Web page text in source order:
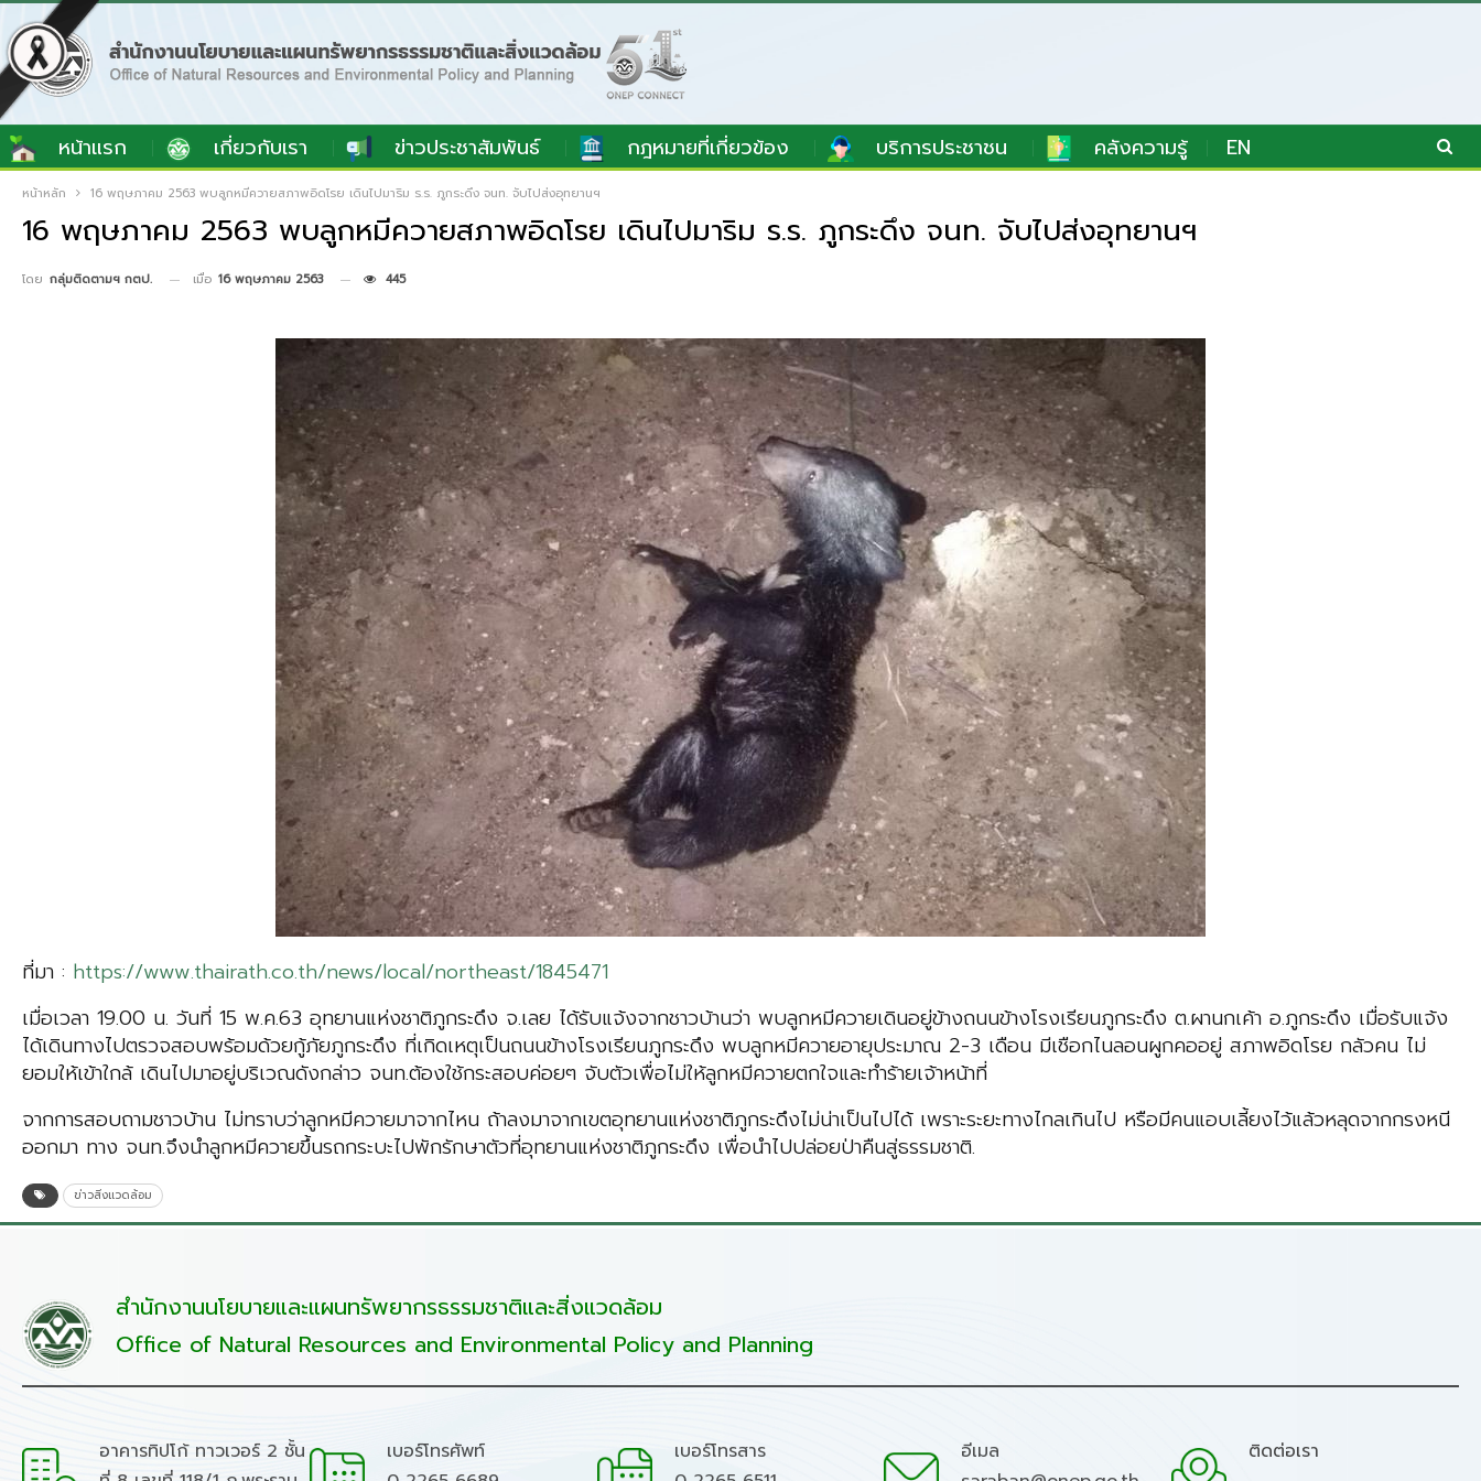
หน้าแรก เกี่ยวกับเรา ข่าวประชาสัมพันธ์ กฎหมายที่เกี่ยวข้อง บริการประชาชน คลังความรู้ EN
หน้าหลัก 16 พฤษภาคม 2563 พบลูกหมีควายสภาพอิดโรย เดินไปมาริม ร.ร. ภูกระดึง จนท. จับไปส่งอุทยานฯ
16 พฤษภาคม 2563 พบลูกหมีควายสภาพอิดโรย เดินไปมาริม ร.ร. ภูกระดึง จนท. จับไปส่งอุทยานฯ
โดย กลุ่มติดตามฯ กตป. เมื่อ 16 พฤษภาคม 2563 445
ที่มา : https://www.thairath.co.th/news/local/northeast/1845471
เมื่อเวลา 19.00 น. วันที่ 15 พ.ค.63 อุทยานแห่งชาติภูกระดึง จ.เลย ได้รับแจ้งจากชาวบ้านว่า พบลูกหมีควายเดินอยู่ข้างถนนข้างโรงเรียนภูกระดึง ต.ผานกเค้า อ.ภูกระดึง เมื่อรับแจ้ง
ได้เดินทางไปตรวจสอบพร้อมด้วยกู้ภัยภูกระดึง ที่เกิดเหตุเป็นถนนข้างโรงเรียนภูกระดึง พบลูกหมีควายอายุประมาณ 2-3 เดือน มีเชือกไนลอนผูกคออยู่ สภาพอิดโรย กลัวคน ไม่
ยอมให้เข้าใกล้ เดินไปมาอยู่บริเวณดังกล่าว จนท.ต้องใช้กระสอบค่อยๆ จับตัวเพื่อไม่ให้ลูกหมีควายตกใจและทำร้ายเจ้าหน้าที่
จากการสอบถามชาวบ้าน ไม่ทราบว่าลูกหมีควายมาจากไหน ถ้าลงมาจากเขตอุทยานแห่งชาติภูกระดึงไม่น่าเป็นไปได้ เพราะระยะทางไกลเกินไป หรือมีคนแอบเลี้ยงไว้แล้วหลุดจากกรงหนี
ออกมา ทาง จนท.จึงนำลูกหมีควายขึ้นรถกระบะไปพักรักษาตัวที่อุทยานแห่งชาติภูกระดึง เพื่อนำไปปล่อยป่าคืนสู่ธรรมชาติ.
ข่าวสิ่งแวดล้อม
สำนักงานนโยบายและแผนทรัพยากรธรรมชาติและสิ่งแวดล้อม
Office of Natural Resources and Environmental Policy and Planning
อาคารทิปโก้ ทาวเวอร์ 2 ชั้น
เบอร์โทรศัพท์
เบอร์โทรสาร
อีเมล
ติดต่อเรา